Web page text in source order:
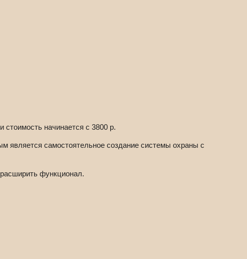
стоимость начинается с 3800 р.
является самостоятельное создание системы охраны с
функционал.